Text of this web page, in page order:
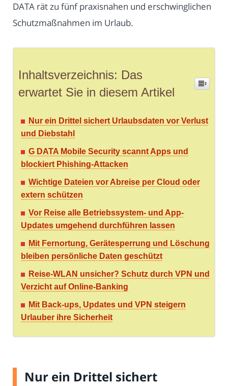
DATA rät zu fünf praxisnahen und erschwinglichen
Schutzmaßnahmen im Urlaub.
Inhaltsverzeichnis: Das
erwartet Sie in diesem Artikel
Nur ein Drittel sichert Urlaubsdaten vor Verlust
und Diebstahl
G DATA Mobile Security scannt Apps und
blockiert Phishing-Attacken
Wichtige Dateien vor Abreise per Cloud oder
extern schützen
Vor Reise alle Betriebssystem- und App-
Updates umgehend durchführen lassen
Mit Fernortung, Gerätesperrung und Löschung
bleiben persönliche Daten geschützt
Reise-WLAN unsicher? Schutz durch VPN und
Verzicht auf Online-Banking
Mit Back-ups, Updates und VPN steigern
Urlauber ihre Sicherheit
Nur ein Drittel sichert